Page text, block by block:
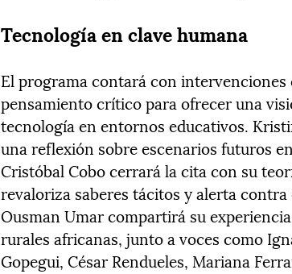
Tecnología en clave humana
El programa contará con
pensamiento crítico para ofrecer una
tecnología en entornos educativos.
una reflexión sobre escenarios futuros
Cristóbal Cobo cerrará la cita con su
revaloriza saberes tácitos y alerta
Ousman Umar compartirá su
rurales africanas, junto a voces como
Gopegui, César Rendueles, Mariana